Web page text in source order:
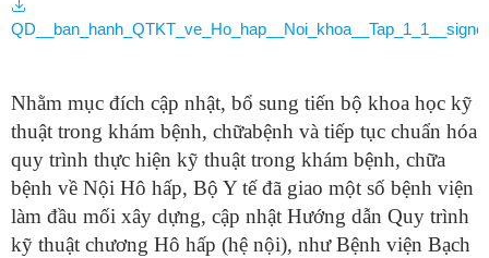
Nhằm mục đích cập nhật, bổ sung tiến bộ khoa học kỹ
thuật trong khám bệnh, chữabệnh và tiếp tục chuẩn hóa
quy trình thực hiện kỹ thuật trong khám bệnh, chữa
bệnh về Nội Hô hấp, Bộ Y tế đã giao một số bệnh viện
làm đầu mối xây dựng, cập nhật Hướng dẫn Quy trình
kỹ thuật chương Hô hấp (hệ nội), như Bệnh viện Bạch